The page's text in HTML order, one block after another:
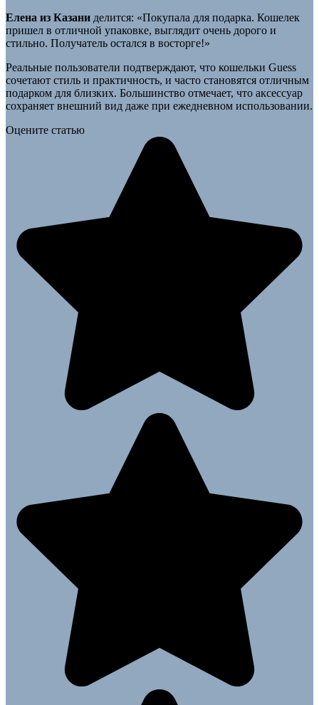
Елена из Казани делится: «Покупала для подарка. Кошелек
пришел в отличной упаковке, выглядит очень дорого и
стильно. Получатель остался в восторге!»
Реальные пользователи подтверждают, что кошельки Guess
сочетают стиль и практичность, и часто становятся отличным
подарком для близких. Большинство отмечает, что аксессуар
сохраняет внешний вид даже при ежедневном использовании.
Оцените статью